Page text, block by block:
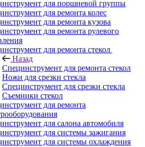
для поршневой группы
для ремонта колес
для ремонта кузова
для ремонта рулевого
для ремонта стекол
Назад
Специнструмент для ремонта стекол
Ножи для срезки стекла
Специнструмент для срезки стекла
Съемники стекол
для ремонта
для салона автомобиля
для системы зажигания
для системы охлаждения